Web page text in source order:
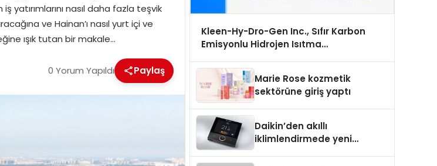
yatırımlarını nasıl daha fazla teşvik
ve Hainan’ı nasıl yurt içi ve
ışık tutan bir makale…
0 Yorum Yapıldı Paylaş
Kleen-Hy-Dro-Gen Inc., Sıfır Karbon
Emisyonlu Hidrojen Isıtma
Onaylarını Aldı
Marie Rose kozmetik
sektörüne giriş yaptı
Daikin’den akıllı
iklimlendirmede yeni